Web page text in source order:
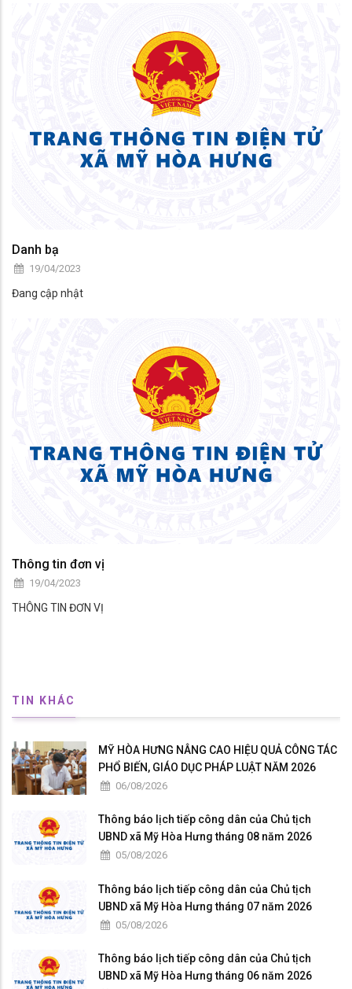
Danh bạ
19/04/2023
Đang cập nhật
Thông tin đơn vị
19/04/2023
THÔNG TIN ĐƠN VỊ
TIN KHÁC
MỸ HÒA HƯNG NÂNG CAO HIỆU QUẢ CÔNG TÁC
PHỔ BIẾN, GIÁO DỤC PHÁP LUẬT NĂM 2026
06/08/2026
Thông báo lịch tiếp công dân của Chủ tịch
UBND xã Mỹ Hòa Hưng tháng 08 năm 2026
05/08/2026
Thông báo lịch tiếp công dân của Chủ tịch
UBND xã Mỹ Hòa Hưng tháng 07 năm 2026
05/08/2026
Thông báo lịch tiếp công dân của Chủ tịch
UBND xã Mỹ Hòa Hưng tháng 06 năm 2026